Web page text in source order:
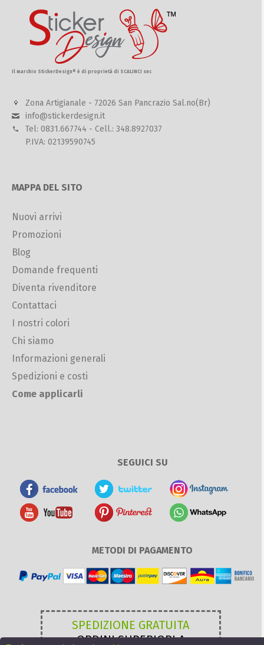
Il marchio StickerDesign® è di proprietà di SCALINCI snc
Zona Artigianale - 72026 San Pancrazio Sal.no(Br)
info@stickerdesign.it
Tel: 0831.667744 - Cell.: 348.8927037
P.IVA: 02139590745
MAPPA DEL SITO
Nuovi arrivi
Promozioni
Blog
Domande frequenti
Diventa rivenditore
Contattaci
I nostri colori
Chi siamo
Informazioni generali
Spedizioni e costi
Come applicarli
SEGUICI SU
METODI DI PAGAMENTO
SPEDIZIONE GRATUITA
ORDINI SUPERIORI A